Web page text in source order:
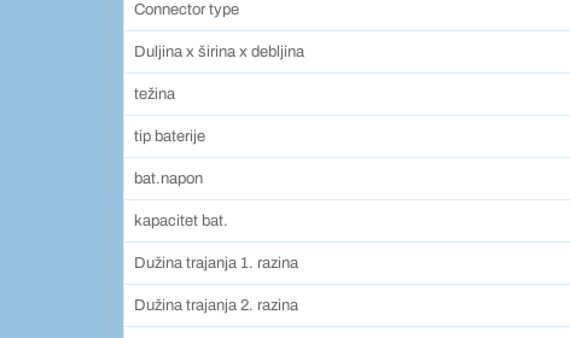
Connector type
Duljina x širina x debljina
težina
tip baterije
bat.napon
kapacitet bat.
Dužina trajanja 1. razina
Dužina trajanja 2. razina